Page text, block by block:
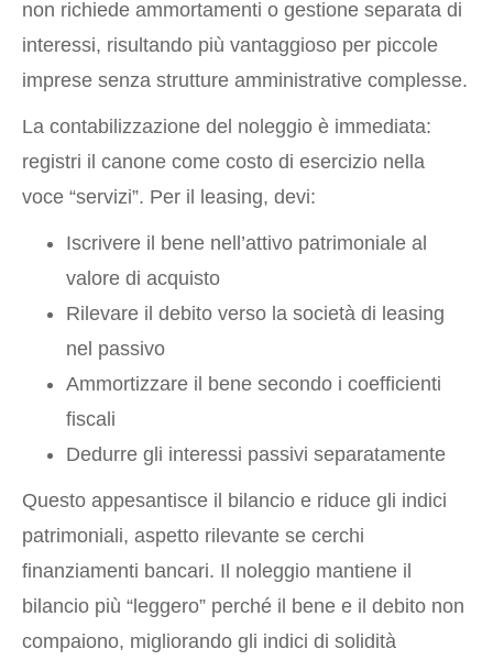
non richiede ammortamenti o gestione separata di
interessi, risultando più vantaggioso per piccole
imprese senza strutture amministrative complesse.
La contabilizzazione del noleggio è immediata:
registri il canone come costo di esercizio nella
voce “servizi”. Per il leasing, devi:
Iscrivere il bene nell’attivo patrimoniale al
valore di acquisto
Rilevare il debito verso la società di leasing
nel passivo
Ammortizzare il bene secondo i coefficienti
fiscali
Dedurre gli interessi passivi separatamente
Questo appesantisce il bilancio e riduce gli indici
patrimoniali, aspetto rilevante se cerchi
finanziamenti bancari. Il noleggio mantiene il
bilancio più “leggero” perché il bene e il debito non
compaiono, migliorando gli indici di solidità